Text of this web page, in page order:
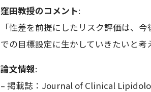
窪田教授のコメント:
「性差を前提にしたリスク評価は、
での目標設定に生かしていきたいと考
論文情報:
– 掲載誌：Journal of Clinical